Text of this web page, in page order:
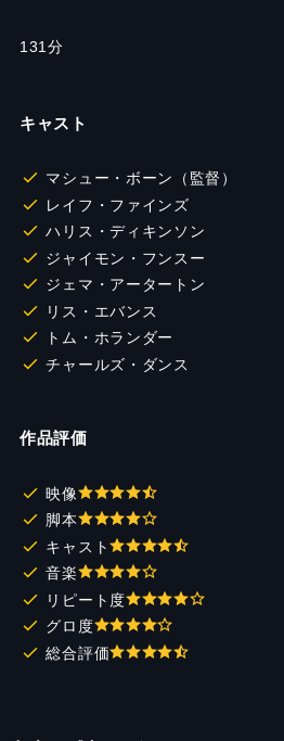
131分
キャスト
マシュー・ボーン（監督）
レイフ・ファインズ
ハリス・ディキンソン
ジャイモン・フンスー
ジェマ・アータートン
リス・エバンス
トム・ホランダー
チャールズ・ダンス
作品評価
映像
脚本
キャスト
音楽
リピート度
グロ度
総合評価